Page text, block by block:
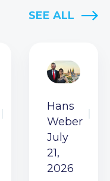
SEE ALL
Hans
Weber
July
21,
2026